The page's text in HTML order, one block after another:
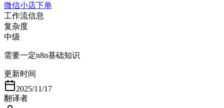
微信小店下单
工作流信息
复杂度
中级
需要一定n8n基础知识
更新时间
2025/11/17
翻译者